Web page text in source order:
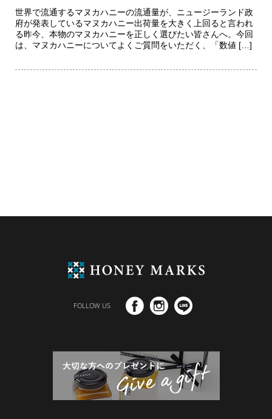
世界で流通するマヌカハニーの流通量が、ニュージーランド政
府が発表しているマヌカハニー出荷量を大きく上回ると言われ
る昨今、本物のマヌカハニーを正しく選びたい皆さんへ。今回
は、マヌカハニーについてよくご質問をいただく、「数値 […]
FOLLOW US